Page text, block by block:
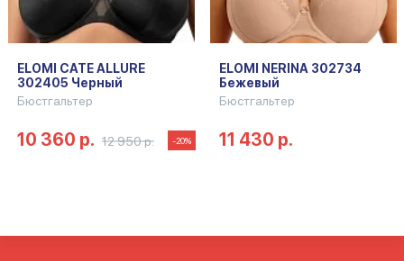
ELOMI CATE ALLURE
302405 Черный
Бюстгальтер
10 360 р. 12 950 р. -20%
ELOMI NERINA 302734
Бежевый
Бюстгальтер
11 430 р.